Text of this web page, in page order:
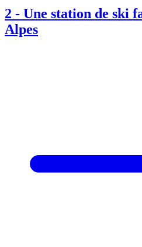
2 - Une station de ski
Alpes